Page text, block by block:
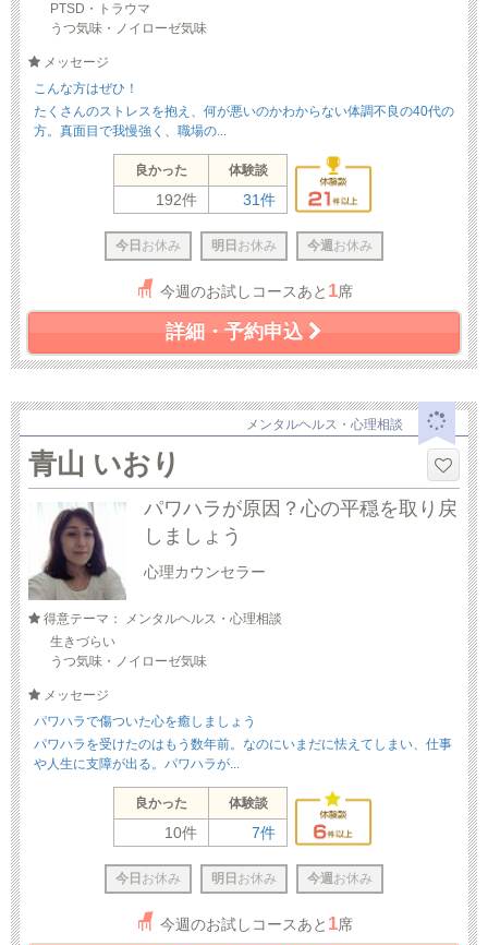
PTSD・トラウマ
うつ気味・ノイローゼ気味
メッセージ
こんな方はぜひ！
たくさんのストレスを抱え、何が悪いのかわからない体調不良の40代の
方。真面目で我慢強く、職場の...
良かった 体験談
192件 31件
今日 お休み 明日 お休み 今週 お休み
今週のお試しコースあと 1席
詳細・予約申込
メンタルヘルス・心理相談
青山 いおり
パワハラが原因？心の平穏を取り戻
しましょう
心理カウンセラー
得意テーマ： メンタルヘルス・心理相談
生きづらい
うつ気味・ノイローゼ気味
メッセージ
パワハラで傷ついた心を癒しましょう
パワハラを受けたのはもう数年前。なのにいまだに怯えてしまい、仕事
や人生に支障が出る。パワハラが...
良かった 体験談
10件 7件
今日 お休み 明日 お休み 今週 お休み
今週のお試しコースあと 1席